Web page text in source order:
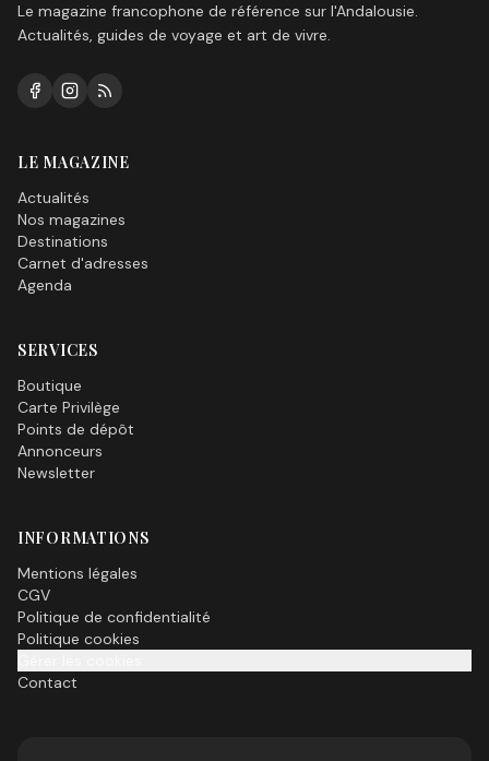
Le magazine francophone de référence sur l'Andalousie.
Actualités, guides de voyage et art de vivre.
LE MAGAZINE
Actualités
Nos magazines
Destinations
Carnet d'adresses
Agenda
SERVICES
Boutique
Carte Privilège
Points de dépôt
Annonceurs
Newsletter
INFORMATIONS
Mentions légales
CGV
Politique de confidentialité
Politique cookies
Contact